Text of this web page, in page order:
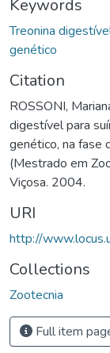
Keywords
Treonina
genético
Citation
ROSSONI,
digestível para
genético, na fase
(Mestrado em
Viçosa. 2004.
URI
http://
Collections
Zootecnia
Full item